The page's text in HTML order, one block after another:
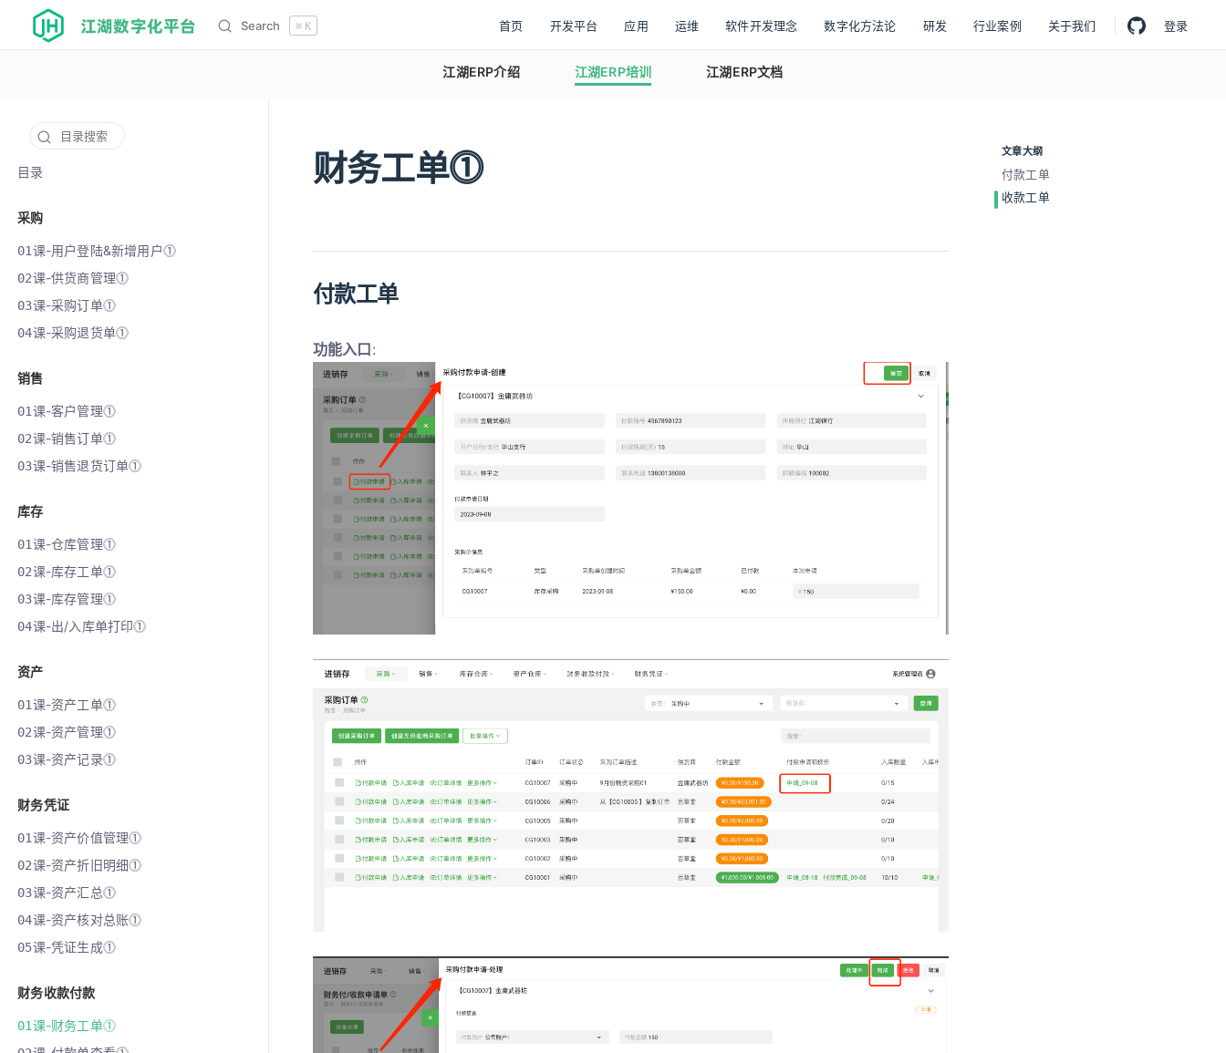
江湖数字化平台 Search ⌘ K 首页 开发平台 应用 运维 软件开发理念 数字化方法论 研发 行业案例 关于我们 登录
江湖ERP介绍 江湖ERP培训 江湖ERP文档
目录搜索
目录
采购
01课-用户登陆&新增用户⓵
02课-供货商管理⓵
03课-采购订单⓵
04课-采购退货单⓵
销售
01课-客户管理⓵
02课-销售订单⓵
03课-销售退货订单⓵
库存
01课-仓库管理⓵
02课-库存工单⓵
03课-库存管理⓵
04课-出/入库单打印⓵
资产
01课-资产工单⓵
02课-资产管理⓵
03课-资产记录⓵
财务凭证
01课-资产价值管理⓵
02课-资产折旧明细⓵
03课-资产汇总⓵
04课-资产核对总账⓵
05课-凭证生成⓵
财务收款付款
01课-财务工单⓵
财务工单⓵
12075
付款工单
功能入口:
文章大纲
付款工单
收款工单